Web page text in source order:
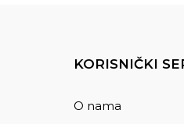
KORISNIČKI
O nama